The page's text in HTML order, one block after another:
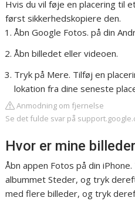
Hvis du vil føje en placering til
først sikkerhedskopiere den.
Åbn Google Fotos. på din
Åbn billedet eller videoen.
Tryk på Mere. Tilføj en
lokation fra dine seneste
Anmodning om fjernelse
Se det fulde svar på
Hvor er mine
Åbn appen Fotos på din
albummet Steder, og tryk
med flere billeder, og tryk